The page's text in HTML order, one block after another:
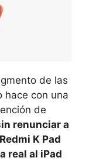
de las
hace con una
de
renunciar a
Redmi K Pad
real al iPad